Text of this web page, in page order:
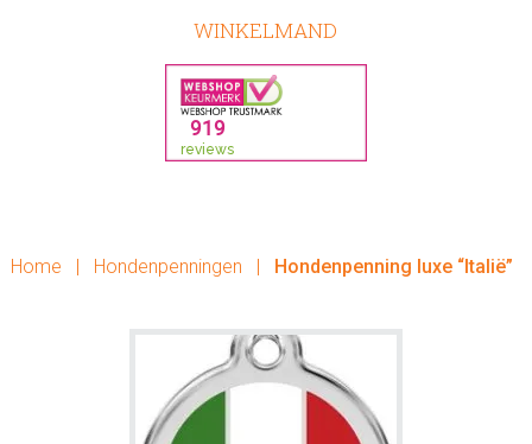
WINKELMAND
Home | Hondenpenningen | Hondenpenning luxe “Italië”